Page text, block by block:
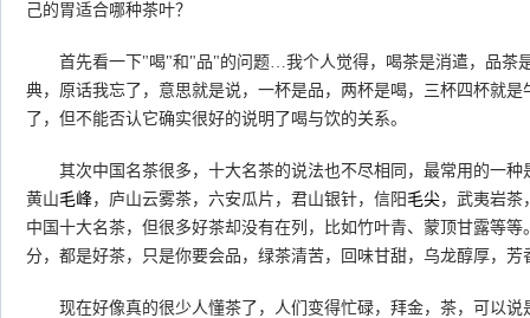
己的胃适合哪种茶叶？
首先看一下"喝"和"品"的问题…我个人觉得，喝茶是消遣，品茶
典，原话我忘了，意思就是说，一杯是品，两杯是喝，三杯四杯就
了，但不能否认它确实很好的说明了喝与饮的关系。
其次中国名茶很多，十大名茶的说法也不尽相同，最常用的一种
黄山毛峰，庐山云雾茶，六安瓜片，君山银针，信阳 毛尖，武夷岩茶
中国十大名茶，但很多好茶却没有在列，比如竹叶青、蒙顶甘露等
分，都是好茶，只是你要会品，绿茶清苦，回味甘甜，乌龙醇厚，
现在好像真的很少人懂茶了，人们变得忙碌，拜金，茶，可以说